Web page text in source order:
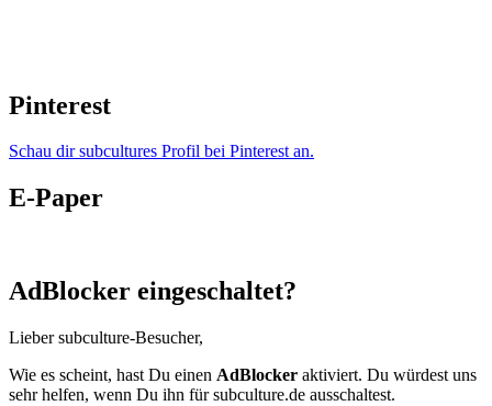
Pinterest
Schau dir subcultures Profil bei Pinterest an.
E-Paper
AdBlocker eingeschaltet?
Lieber subculture-Besucher,
Wie es scheint, hast Du einen AdBlocker aktiviert. Du würdest uns
sehr helfen, wenn Du ihn für subculture.de ausschaltest.